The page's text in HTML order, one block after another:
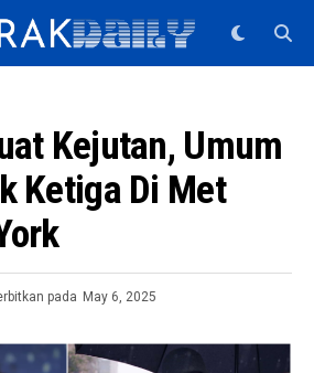
Kejutan, Umum
Ketiga Di Met
pada May 6, 2025